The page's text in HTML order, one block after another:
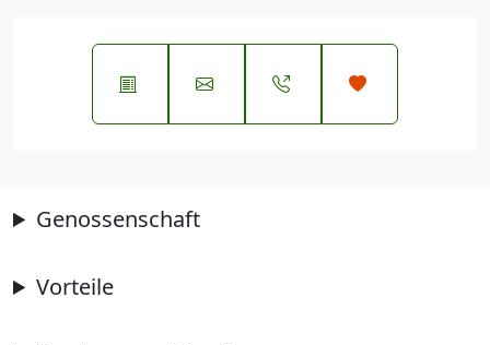
Genossenschaft
Vorteile